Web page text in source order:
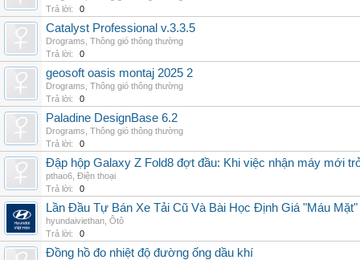
Trả lời:
0
Catalyst Professional v.3.3.5
Drograms Thông gió thông thường
Trả lời:
0
geosoft oasis montaj 2025 2
Drograms Thông gió thông thường
Trả lời:
0
Paladine DesignBase 6.2
Drograms Thông gió thông thường
Trả lời:
0
Đập hộp Galaxy Z Fold8 đợt đầu: Khi việc nhận máy mới
pthao6 Điện thoại
Trả lời:
0
Lần Đầu Tự Bán Xe Tải Cũ Và Bài Học Định Giá "Máu
hyundaiviethan Ôtô
Trả lời:
0
Đồng hồ đo nhiệt độ đường ống dầu khí